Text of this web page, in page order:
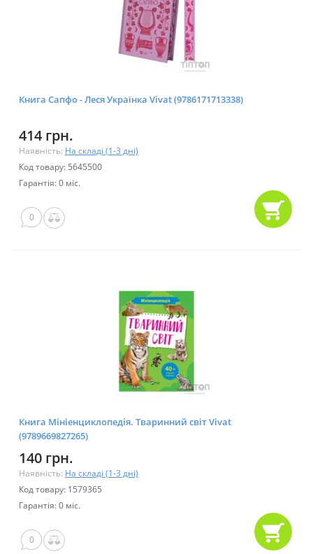
Книга Сапфо - Леся Українка Vivat (9786171713338)
414 грн.
Наявність: На складі (1-3 дні)
Код товару: 5645500
Гарантія: 0 міс.
0
Книга Мініенциклопедія. Тваринний світ Vivat
(9789669827265)
140 грн.
Наявність: На складі (1-3 дні)
Код товару: 1579365
Гарантія: 0 міс.
0